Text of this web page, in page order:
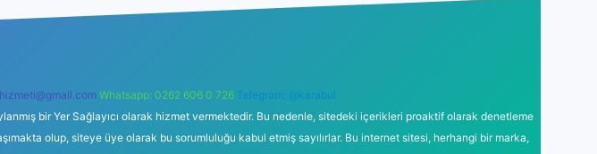
Whatsapp: 0262 606 0 726 Telegram: @karabul
bir Yer Sağlayıcı olarak hizmet vermektedir. Bu nedenle, sitedeki içerikleri proaktif olarak denetleme
olup, siteye üye olarak bu sorumluluğu kabul etmiş sayılırlar. Bu internet sitesi, herhangi bir marka,